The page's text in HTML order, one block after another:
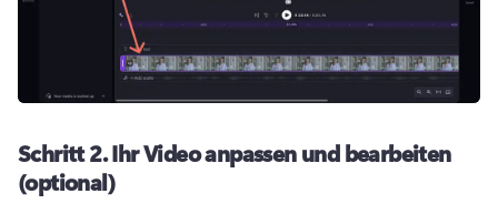
Schritt 2.Ihr Video anpassen und bearbeiten
(optional)